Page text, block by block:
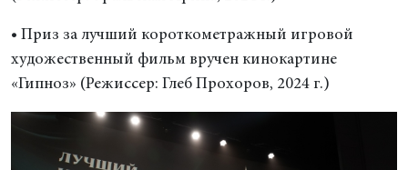
• Приз за лучший короткометражный игровой
художественный фильм вручен кинокартине
«Гипноз» (Режиссер: Глеб Прохоров, 2024 г.)